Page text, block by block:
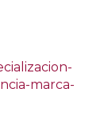
marca-